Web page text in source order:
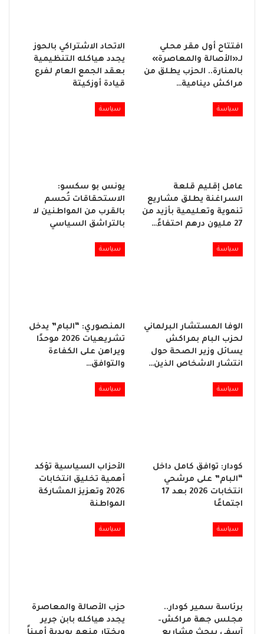
افتتاح أول مقر محلي
لـ«الأصالة والمعاصرة»
بالمنارة.. الحزب يطلق من
مراكش دينامية…
الاتحاد الاشتراكي بالحوز
يجدد هياكله التنظيمية
بعقد الجمع العام لفرع
قيادة أوزكيتة
سياسة
عامل إقليم قلعة
السراغنة يطلق مشاريع
تنموية وتعليمية بأزيد من
27 مليون درهم احتفاءً…
سياسة
يونس بو سكسو:
الاستحقاقات تُحسم
بالقرب من المواطنين لا
بالتراشق السياسي
سياسة
الوفا المستشار البرلماني
لحزب البام بمراكش
يسائل وزير الصحة حول
انتشار الاشخاص الذين…
سياسة
المنصوري: “البام” يدخل
تشريعيات 2026 موحدًا
ويراهن على الكفاءة
والتوافق…
سياسة
كودار: توافق كامل داخل
“البام” على مرشحي
انتخابات 2026 بعد 17
اجتماعًا
سياسة
الأحزاب السياسية تؤكد
أهمية تخليق انتخابات
2026 وتعزيز المشاركة
المواطنة
سياسة
برئاسة سمير كودار..
مجلس جهة مراكش–
سياسة
حزب الأصالة والمعاصرة
يجدد هياكله بابن جرير